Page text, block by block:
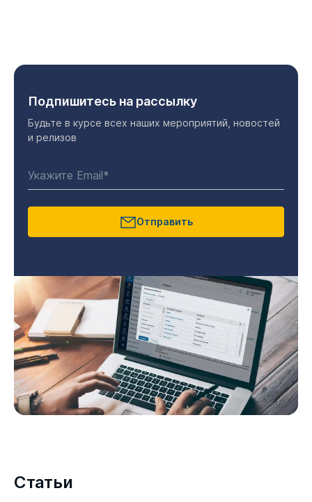
Подпишитесь на рассылку
Будьте в курсе всех наших мероприятий, новостей
и релизов
Отправить
Статьи